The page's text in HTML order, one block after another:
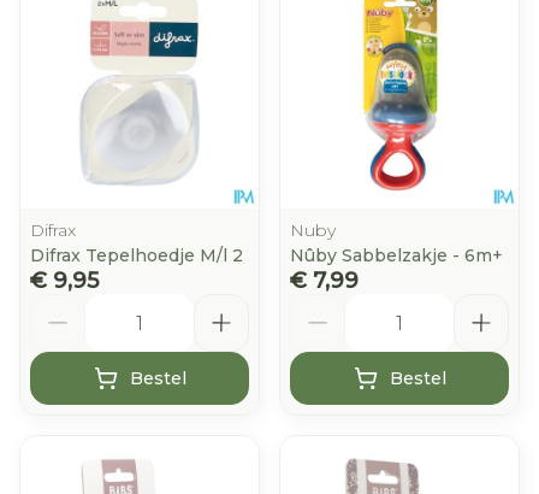
Difrax
Difrax Tepelhoedje M/l 2
€ 9,95
Bestel
Nuby
Nûby Sabbelzakje - 6m+
€ 7,99
Bestel